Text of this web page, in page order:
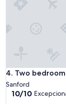
o
c
a
Two bedroom in
Sanford
10.0
10/10